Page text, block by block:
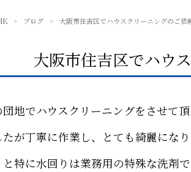
> ブログ > 大阪市住吉区でハウスクリーニングのご依
大阪市住吉区でハウ
地でハウスクリーニングをさせて頂
が丁寧に作業し、とても綺麗にな
特に水回りは業務用の特殊な洗剤